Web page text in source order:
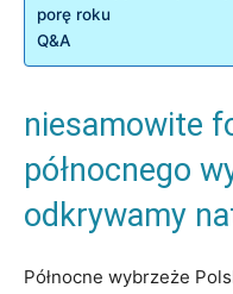
porę roku
Q&A
niesamowite
północnego
odkrywamy
Północne wybrzeże